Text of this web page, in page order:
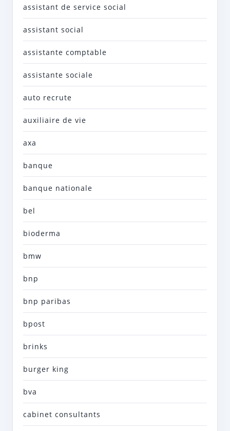
assistant de service social
assistant social
assistante comptable
assistante sociale
auto recrute
auxiliaire de vie
axa
banque
banque nationale
bel
bioderma
bmw
bnp
bnp paribas
bpost
brinks
burger king
bva
cabinet consultants